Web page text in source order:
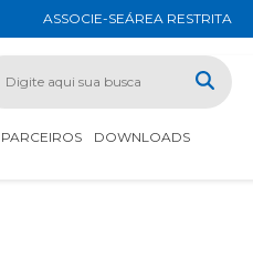
ASSOCIE-SEÁREA RESTRITA
PARCEIROS
DOWNLOADS